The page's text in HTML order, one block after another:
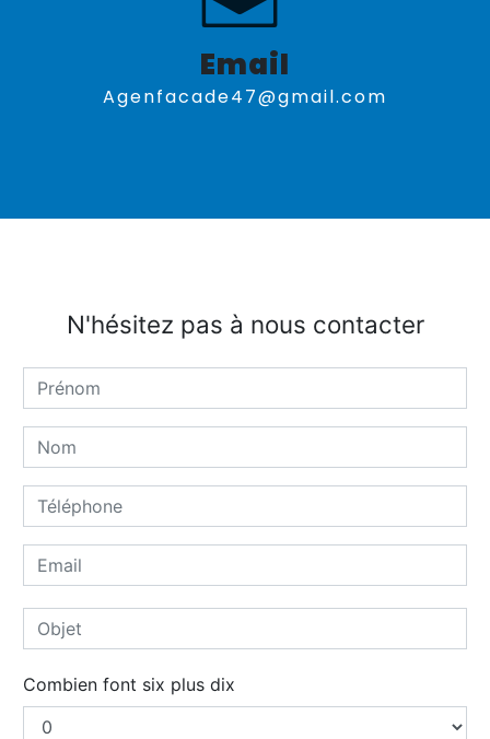
Email
agenfacade47@gmail.com
N'hésitez pas à nous contacter
Combien font six plus dix